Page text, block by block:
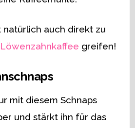
natürlich auch direkt zu
Löwenzahnkaffee greifen!
mit diesem Schnaps
und stärkt ihn für das